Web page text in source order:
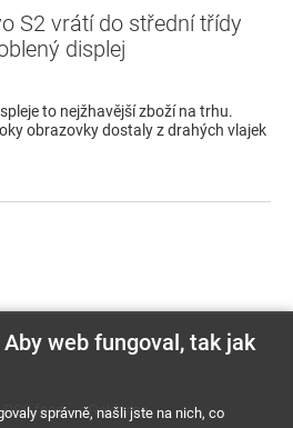
S2 vrátí do střední třídy
displej
to nejžhavější zboží na trhu.
obrazovky dostaly z drahých vlajek
RSS feed Reklama
web fungoval, tak jak
správně, našli jste na nich, co